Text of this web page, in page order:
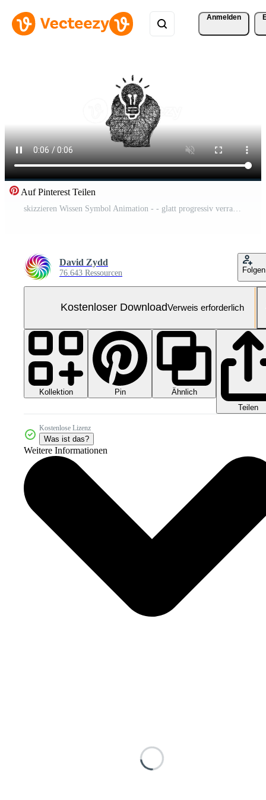
Anmelden
Auf Pinterest Teilen
David Zydd
76.643 Ressourcen Folgen
Kostenloser DownloadVerweis erforderlich
Kollektion Pin
Ähnlich
Teilen
Kostenlose Lizenz
Was ist das?
Weitere Informationen